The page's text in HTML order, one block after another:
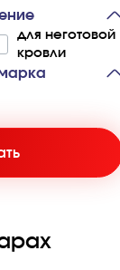
для не­го­то­вой
кро­вли